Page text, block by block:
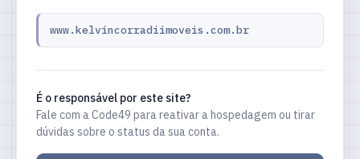
www.kelvincorradiimoveis.com.br
É o responsável por este site?
Fale com a Code49 para reativar a hospedagem ou tirar
dúvidas sobre o status da sua conta.